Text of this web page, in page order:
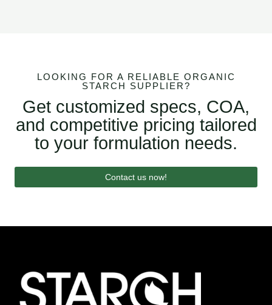
LOOKING FOR A RELIABLE ORGANIC
STARCH SUPPLIER?
Get customized specs, COA,
and competitive pricing tailored
to your formulation needs.
Contact us now!